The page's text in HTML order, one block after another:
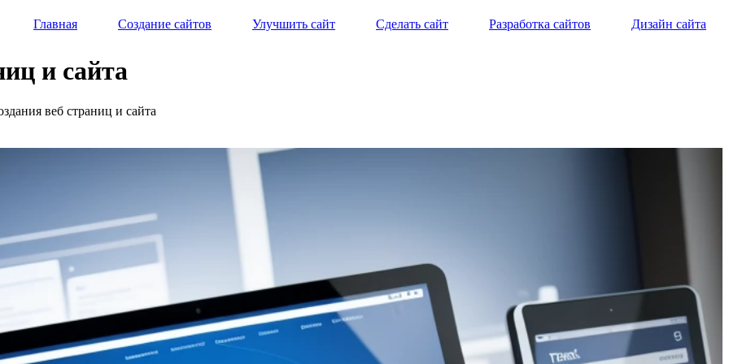
Главная Создание сайтов Улучшить сайт Сделать сайт Разработка сайтов Дизайн сайта
и сайта
веб страниц и сайта